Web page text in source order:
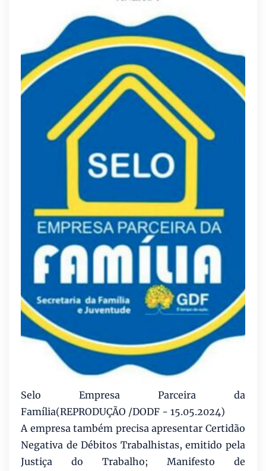
Selo Empresa Parceira da
Família(REPRODUÇÃO /DODF - 15.05.2024)
A empresa também precisa apresentar Certidão
Negativa de Débitos Trabalhistas, emitido pela
Justiça do Trabalho; Manifesto de